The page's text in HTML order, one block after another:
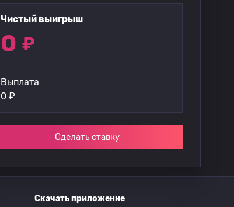
Чистый выигрыш
0 ₽
Выплата
0 ₽
Сделать ставку
Скачать приложение